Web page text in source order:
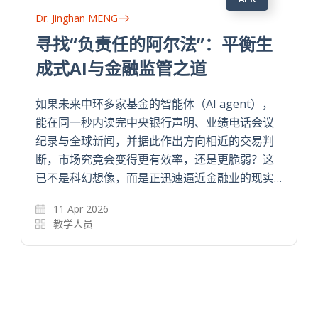
Dr. Jinghan MENG
寻找“负责任的阿尔法”：平衡生
成式AI与金融监管之道
如果未来中环多家基金的智能体（AI agent），
能在同一秒内读完中央银行声明、业绩电话会议
纪录与全球新闻，并据此作出方向相近的交易判
断，市场究竟会变得更有效率，还是更脆弱？这
已不是科幻想像，而是正迅速逼近金融业的现实…
11 Apr 2026
教学人员